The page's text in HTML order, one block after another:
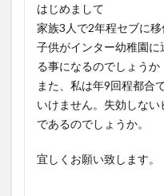
はじめまして
家族3人で2年程セブに移
子供がインター幼稚園
る事になるのでしょうか
また、私は年9回程都合
いけません。失効しな
であるのでしょうか。
宜しくお願い致します。